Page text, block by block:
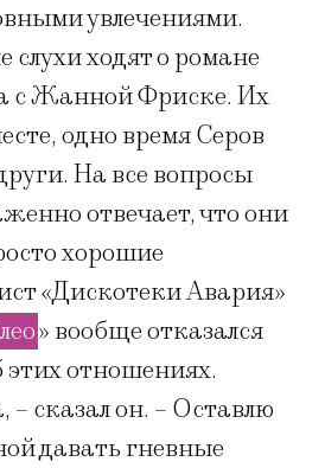
увлечениями.
ходят о романе
с Жанной Фриске. Их
одно время Серов
На все вопросы
отвечает, что они
хорошие
«Дискотеки Авария»
» вообще отказался
отношениях.
сказал он. – Оставлю
давать гневные